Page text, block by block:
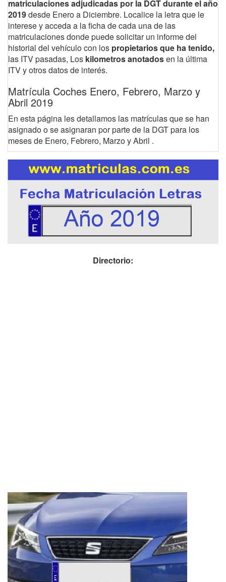
matriculaciones adjudicadas por la DGT durante el año
2019desde Enero a Diciembre. Localice la letra que le
interese y acceda a la ficha de cada una de las
matriculaciones donde puede solicitar un informe del
historial del vehículo con los propietarios que ha tenido,
las ITV pasadas, Los kilometros anotadosen la última
ITV y otros datos de interés.
Matrícula Coches Enero, Febrero, Marzo y
Abril 2019
En esta página les detallamos las matrículas que se han
asignado o se asignaran por parte de la DGT para los
meses de Enero, Febrero, Marzo y Abril .
Directorio: